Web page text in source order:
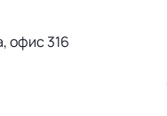
офис 316